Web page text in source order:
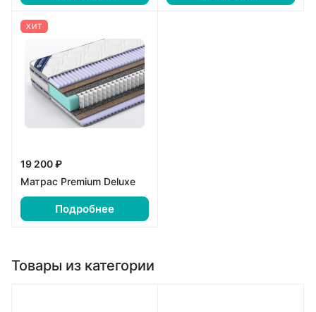
ХИТ
19 200 ₽
Матрас Premium Deluxe
Подробнее
Товары из категории